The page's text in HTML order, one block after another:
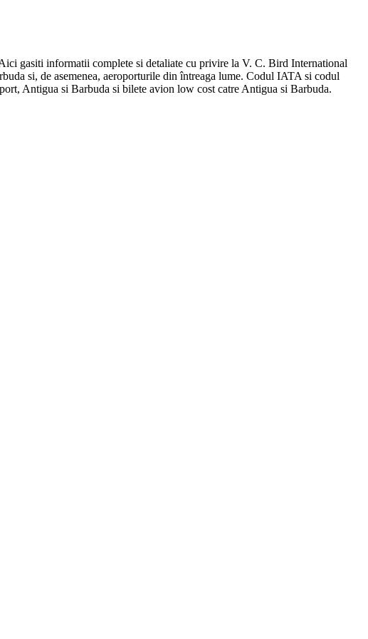
gasiti informatii complete si detaliate cu privire la V. C. Bird International
si, de asemenea, aeroporturile din întreaga lume. Codul IATA si codul
Antigua si Barbuda si bilete avion low cost catre Antigua si Barbuda.